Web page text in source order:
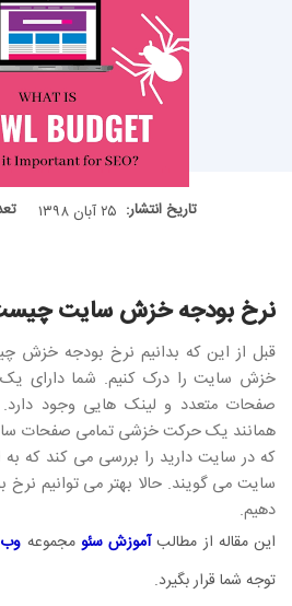
تاریخ انتشار: ۲۵ آبان ۱۳۹۸
نرخ بودجه خزش سایت
قبل از این که بدانیم نرخ بودجه خزش
خزش سایت را درک کنیم. شما دارای
صفحات متعدد و لینک هایی وجود
همانند یک حرکت خزشی تمامی صفحات
که در سایت دارید را بررسی می کند که
سایت می گویند. حالا بهتر می توانیم
دهیم.
این مقاله از مطالبآموزش سئو مجموعه
توجه شما قرار بگیرد.